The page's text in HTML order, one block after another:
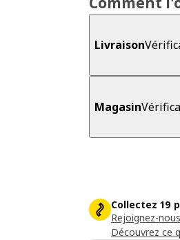
Livraison
Magasin
Collectez 19
Rejoignez-
Découvrez ce